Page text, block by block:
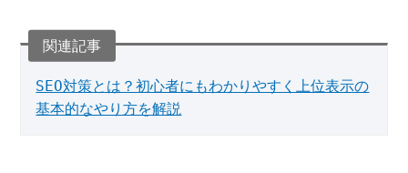
SEO対策とは？初心者にもわかりやすく上位表示の
基本的なやり方を解説